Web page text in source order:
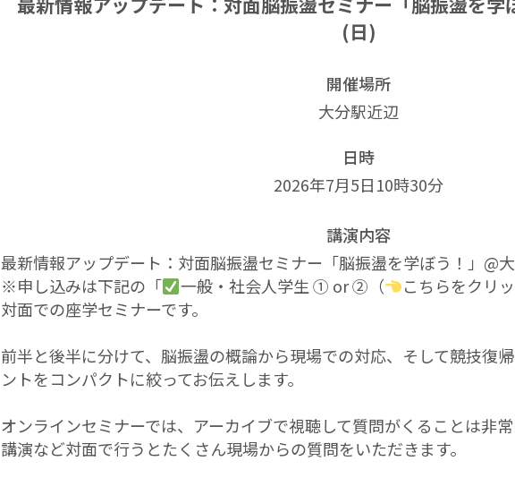
(日)
開催場所
大分駅近辺
日時
2026年7月5日10時30分
講演内容
最新情報アップデート：対面脳振盪セミナー「脳振盪を学ぼう！」@
※申し込みは下記の「
一般・社会人学生 ① or ②（
こちらをクリッ
対面での座学セミナーです。
前半と後半に分けて、脳振盪の概論から現場での対応、そして競技復
ントをコンパクトに絞ってお伝えします。
オンラインセミナーでは、アーカイブで視聴して質問がくることは非
講演など対面で行うとたくさん現場からの質問をいただきます。